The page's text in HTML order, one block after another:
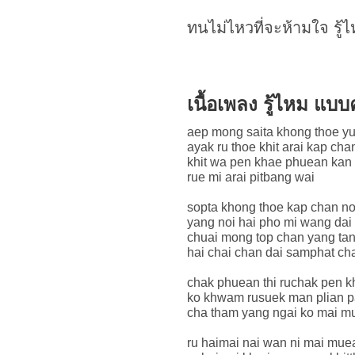
ทนไม่ไหวที่จะห้ามใจ รู้ไ
เนื้อเพลง รู้ไหม แบบ
aep mong saita khong thoe yu
ayak ru thoe khit arai kap
khit wa pen khae phuean kan
rue mi arai pitbang wai
sopta khong thoe kap chan
yang noi hai pho mi wang dai
chuai mong top chan yang
hai chai chan dai samphat
chak phuean thi ruchak pen
ko khwam rusuek man plian
cha tham yang ngai ko mai
ru haimai nai wan ni mai